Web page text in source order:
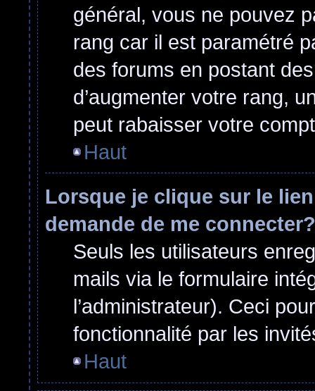
général, vous ne pouvez
rang car il est paramétré
des forums en postant
d’augmenter votre rang,
peut rabaisser votre
Haut
Lorsque je clique sur le
demande de me connecter?
Seuls les utilisateurs
mails via le formulaire
l’administrateur). Ceci
fonctionnalité par les
Haut